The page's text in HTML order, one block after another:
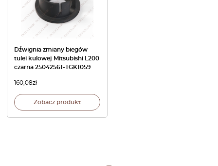
Dźwignia zmiany biegów
tulei kulowej Mitsubishi L200
czarna 25042561-TGK1059
160,08zł
Zobacz produkt